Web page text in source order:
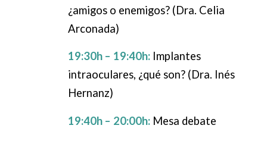
¿amigos o enemigos? (Dra. Celia
Arconada)
19:30h – 19:40h:Implantes
intraoculares, ¿qué son? (Dra. Inés
Hernanz)
19:40h – 20:00h:Mesa debate